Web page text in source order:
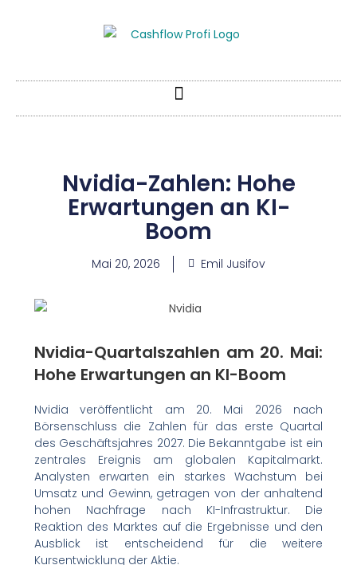
Nvidia-Zahlen: Hohe
Erwartungen an KI-
Boom
Mai 20, 2026 Emil Jusifov
Nvidia-Quartalszahlen am 20. Mai:
Hohe Erwartungen an KI-Boom
Nvidia veröffentlicht am 20. Mai 2026 nach
Börsenschluss die Zahlen für das erste Quartal
des Geschäftsjahres 2027. Die Bekanntgabe ist ein
zentrales Ereignis am globalen Kapitalmarkt.
Analysten erwarten ein starkes Wachstum bei
Umsatz und Gewinn, getragen von der anhaltend
hohen Nachfrage nach KI-Infrastruktur. Die
Reaktion des Marktes auf die Ergebnisse und den
Ausblick ist entscheidend für die weitere
Kursentwicklung der Aktie.